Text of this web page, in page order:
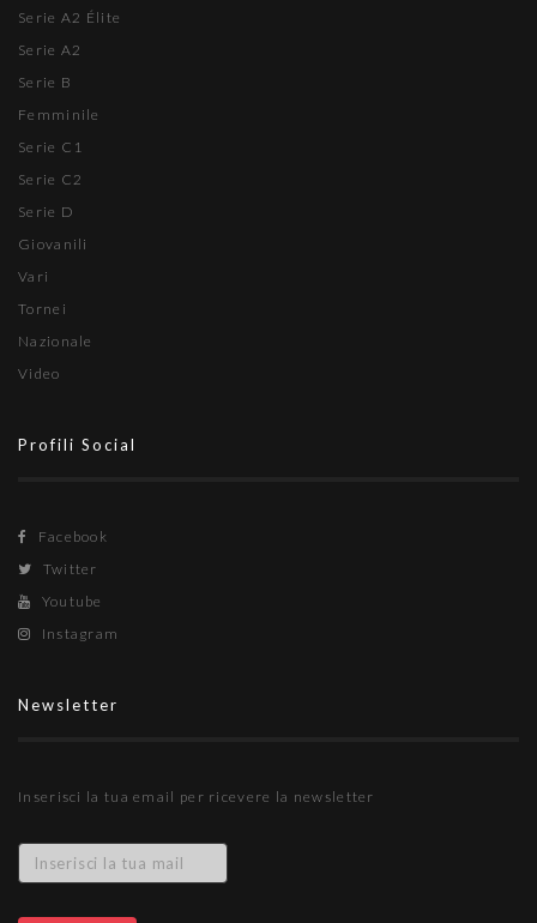
Serie A2 Élite
Serie A2
Serie B
Femminile
Serie C1
Serie C2
Serie D
Giovanili
Vari
Tornei
Nazionale
Video
Profili Social
Facebook
Twitter
Youtube
Instagram
Newsletter
Inserisci la tua email per ricevere la newsletter